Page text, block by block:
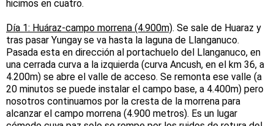
hicimos en cuatro.
Día 1: Huáraz-campo morrena (4.900m). Se sale de Huaraz y
tras pasar Yungay se va hasta la laguna de Llanganuco.
Pasada esta en dirección al portachuelo del Llanganuco, en
una cerrada curva a la izquierda (curva Ancush, en el km 36, a
4.200m) se abre el valle de acceso. Se remonta ese valle (a
20 minutos se puede instalar el campo base, a 4.400m) pero
nosotros continuamos por la cresta de la morrena para
alcanzar el campo morrena (4.900 metros). Es un lugar